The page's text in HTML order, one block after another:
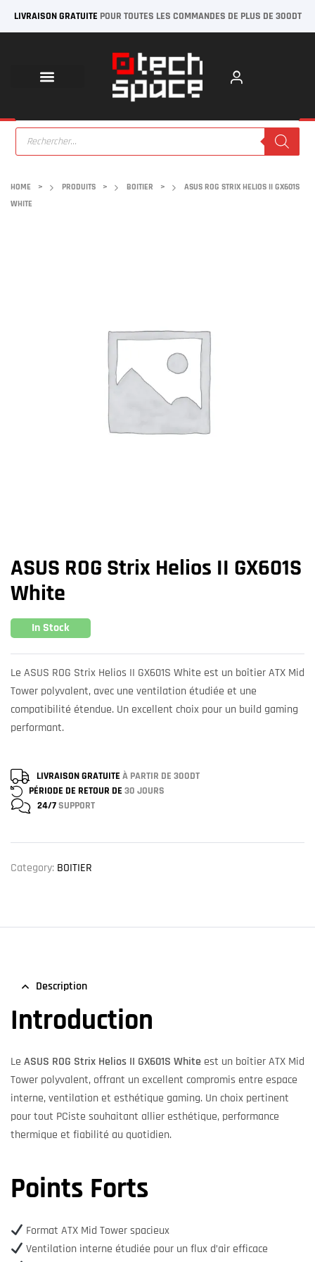
LIVRAISON GRATUITE POUR TOUTES LES COMMANDES DE PLUS DE 300DT
HOME > PRODUITS > BOITIER >
ASUS ROG STRIX HELIOS II GX601S
WHITE
ASUS ROG Strix Helios II GX601S
White
In Stock
Le ASUS ROG Strix Helios II GX601S White est un boîtier ATX Mid
Tower polyvalent, avec une ventilation étudiée et une
compatibilité étendue. Un excellent choix pour un build gaming
performant.
LIVRAISON GRATUITE À PARTIR DE 300DT
PÉRIODE DE RETOUR DE 30 JOURS
24/7SUPPORT
Category: BOITIER
Description
Introduction
Le ASUS ROG Strix Helios II GX601S White est un boîtier ATX Mid
Tower polyvalent, offrant un excellent compromis entre espace
interne, ventilation et esthétique gaming. Un choix pertinent
pour tout PCiste souhaitant allier esthétique, performance
thermique et fiabilité au quotidien.
Points Forts
Format ATX Mid Tower spacieux
Ventilation interne étudiée pour un flux d’air efficace